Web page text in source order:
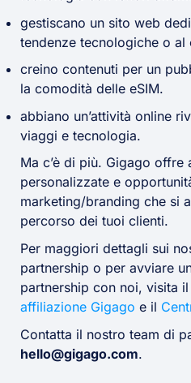
gestiscano un sito web
tendenze tecnologiche o
creino contenuti per un
la comodità delle eSIM.
abbiano un’attività online
viaggi e tecnologia.
Ma c’è di più. Gigago
personalizzate e
marketing/branding che si
percorso dei tuoi clienti.
Per maggiori dettagli sui
partnership o per avviare
partnership con noi, visita
affiliazione Gigago e il
Contatta il nostro team di
hello@gigago.com.